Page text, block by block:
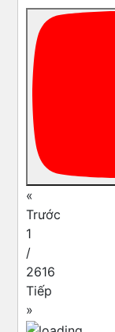
«
Trước
1
/
2616
Tiếp
»